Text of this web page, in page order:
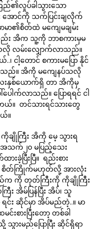
ြည်၏လှုပ်ခါသွားသော
အောင်ကို သက်ပြင်းချလိုက်
ာ၏စိတ်ထဲ မကျေမချမ်း
ည်း အိက သူ့ကို ဘာစကားမှမ
ါသလို လမ်းလျှောက်လာသည်။
ငါ့တောင် စကားမပြော နိုင်
မိသည်။ အိကို မကျေနပ်သလို
ေးနှစ်ယောက်ရှိ တာ အိကိုမှ
ေါက်လာသည်။ ပြောရရင် ငါ
တင်သားရင်သားတွေ
။
ကိုချိုကြီး အိကို မေ့ သွားရ
အသက်၂၀ မပြည့်သေး
ခဲ့ပြီးပြီ။ ရည်းစား
။ စိတ်ကြိုက်မဟုတ်လို့ အားလုံး
ကို တုတ်ကြီးကို ကိုချိုကြီး
အိမ်ပြန်ပြီး အိပ်၊ သူ
း ဆိုင်မှာ အိပ်မည်တဲ့..။ မာ
းစားပြီးတော့ တစ်ခါ
ားမည်ပြောပြီး ဆိုင်ရှိရာ